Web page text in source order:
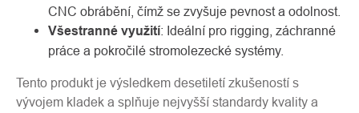
CNC obrábění, čímž se zvyšuje pevnost a odolnost.
Všestranné využití: Ideální pro rigging, záchranné
práce a pokročilé stromolezecké systémy.
Tento produkt je výsledkem desetiletí zkušeností s
vývojem kladek a splňuje nejvyšší standardy kvality a